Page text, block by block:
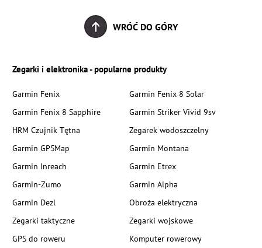
WRÓĆ DO GÓRY
Zegarki i elektronika - popularne produkty
Garmin Fenix
Garmin Fenix 8 Solar
Garmin Fenix 8 Sapphire
Garmin Striker Vivid 9sv
HRM Czujnik Tętna
Zegarek wodoszczelny
Garmin GPSMap
Garmin Montana
Garmin Inreach
Garmin Etrex
Garmin-Zumo
Garmin Alpha
Garmin Dezl
Obroża elektryczna
Zegarki taktyczne
Zegarki wojskowe
GPS do roweru
Komputer rowerowy